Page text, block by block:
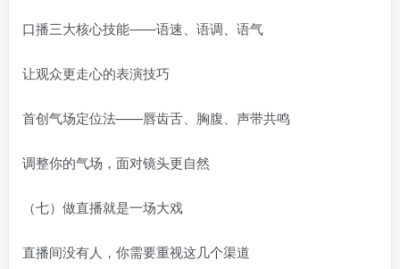
口播三大核心技能——语速、语调、语气
让观众更走心的表演技巧
首创气场定位法——唇齿舌、胸腹、声带共鸣
调整你的气场，面对镜头更自然
（七）做直播就是一场大戏
直播间没有人，你需要重视这几个渠道